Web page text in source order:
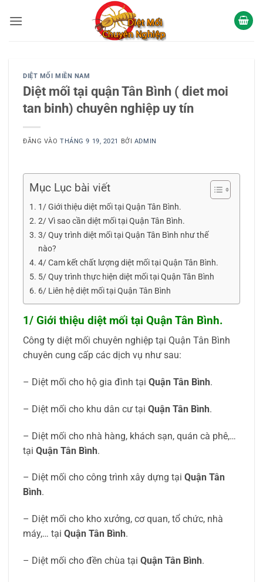
qua
DIỆT MỐI MIỀN NAM
Diệt mối tại quận Tân Bình ( diet moi
tan binh) chuyên nghiệp uy tín
ĐĂNG VÀOTHÁNG 9 19, 2021 BỞI ADMIN
Mục Lục bài viết
1/ Giới thiệu diệt mối tại Quận Tân Bình.
2/ Vì sao cần diệt mối tại Quận Tân Bình.
3/ Quy trình diệt mối tại Quận Tân Bình như thế
nào?
4/ Cam kết chất lượng diệt mối tại Quận Tân Bình.
5/ Quy trình thực hiện diệt mối tại Quận Tân Bình
6/ Liên hệ diệt mối tại Quận Tân Bình
1/ Giới thiệu diệt mối tại Quận Tân Bình.
Công ty diệt mối chuyên nghiệp tại Quận Tân Bình
chuyên cung cấp các dịch vụ như sau:
– Diệt mối cho hộ gia đình tại Quận Tân Bình.
– Diệt mối cho khu dân cư tại Quận Tân Bình.
– Diệt mối cho nhà hàng, khách sạn, quán cà phê,…
tại Quận Tân Bình.
– Diệt mối cho công trình xây dựng tại Quận Tân
Bình.
– Diệt mối cho kho xưởng, cơ quan, tổ chức, nhà
máy,… tại Quận Tân Bình.
– Diệt mối cho đền chùa tại Quận Tân Bình.